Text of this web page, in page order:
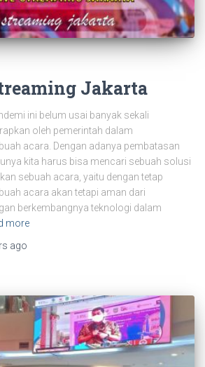
Jakarta
ini belum usai banyak sekali
oleh pemerintah dalam
acara. Dengan adanya pembatasan
kita harus bisa mencari sebuah solusi
sebuah acara, yaitu dengan tetap
acara akan tetapi aman dari
berkembangnya teknologi dalam
more
ago